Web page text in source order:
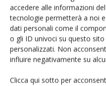
accedere alle informazioni
tecnologie permetterà a noi
dati personali come il
o gli ID univoci su questo
personalizzati. Non
influire negativamente su
Clicca qui sotto per
L’ortofrutta di
Ai #Repartofresh
Andamento
2026
Leonardo
punto di